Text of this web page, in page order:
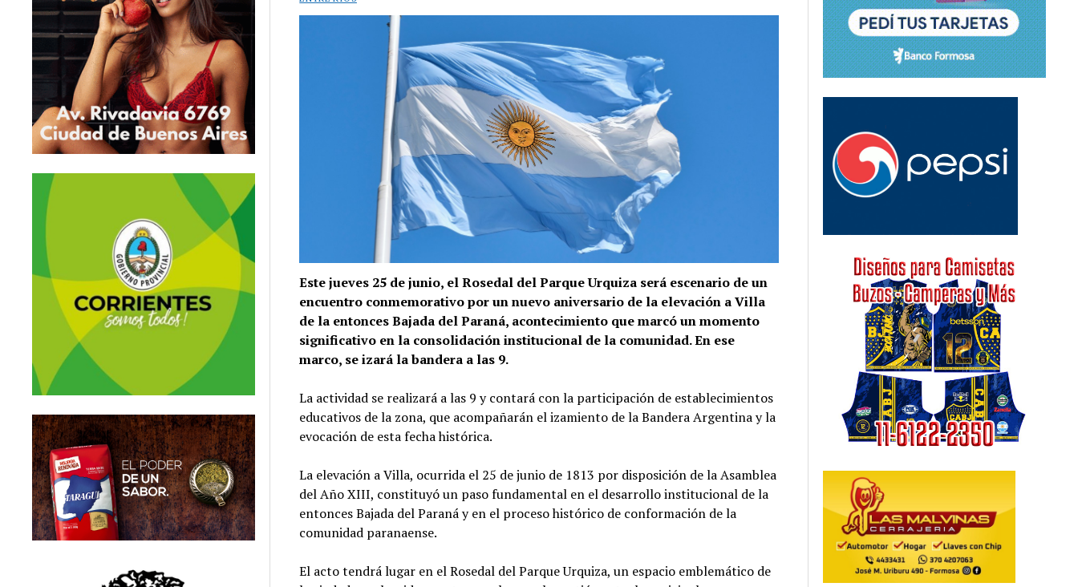
Este jueves 25 de junio, el Rosedal del Parque Urquiza será escenario de un
encuentro conmemorativo por un nuevo aniversario de la elevación a Villa
de la entonces Bajada del Paraná, acontecimiento que marcó un momento
significativo en la consolidación institucional de la comunidad. En ese
marco, se izará la bandera a las 9.
La actividad se realizará a las 9 y contará con la participación de establecimientos
educativos de la zona, que acompañarán el izamiento de la Bandera Argentina y la
evocación de esta fecha histórica.
La elevación a Villa, ocurrida el 25 de junio de 1813 por disposición de la Asamblea
del Año XIII, constituyó un paso fundamental en el desarrollo institucional de la
entonces Bajada del Paraná y en el proceso histórico de conformación de la
comunidad paranaense.
El acto tendrá lugar en el Rosedal del Parque Urquiza, un espacio emblemático de